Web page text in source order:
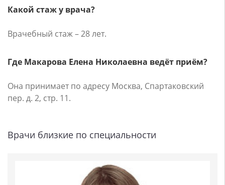
Какой стаж у врача?
Врачебный стаж – 28 лет.
Где Макарова Елена Николаевна ведёт приём?
Она принимает по адресу Москва, Спартаковский
пер. д. 2, стр. 11.
Врачи близкие по специальности